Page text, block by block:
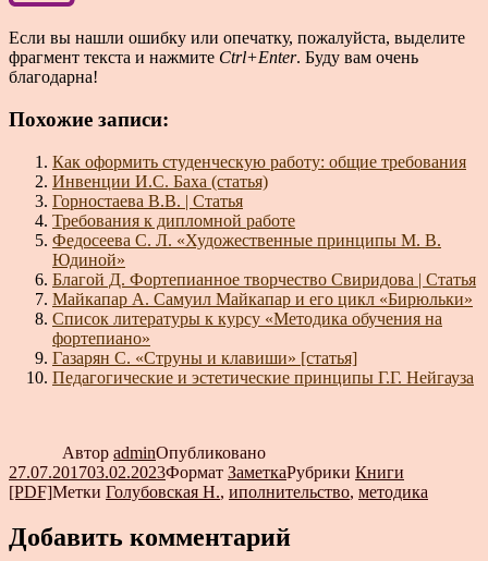
Если вы нашли ошибку или опечатку, пожалуйста, выделите
фрагмент текста и нажмите Ctrl+Enter. Буду вам очень
благодарна!
Похожие записи:
Как оформить студенческую работу: общие требования
Инвенции И.С. Баха (статья)
Горностаева В.В. | Статья
Требования к дипломной работе
Федосеева С. Л. «Художественные принципы М. В.
Юдиной»
Благой Д. Фортепианное творчество Свиридова | Статья
Майкапар А. Самуил Майкапар и его цикл «Бирюльки»
Список литературы к курсу «Методика обучения на
фортепиано»
Газарян С. «Струны и клавиши» [статья]
Педагогические и эстетические принципы Г.Г. Нейгауза
Автор adminОпубликовано
27.07.201703.02.2023Формат ЗаметкаРубрики Книги
[PDF]Метки Голубовская Н., иполнительство, методика
Добавить комментарий